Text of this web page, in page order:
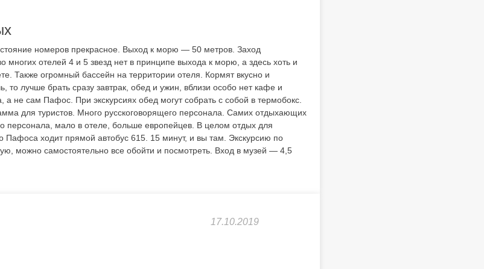
номеров прекрасное. Выход к морю — 50 метров. Заход
многих отелей 4 и 5 звезд нет в принципе выхода к морю, а здесь хоть и
Также огромный бассейн на территории отеля. Кормят вкусно и
то лучше брать сразу завтрак, обед и ужин, вблизи особо нет кафе и
а не сам Пафос. При экскурсиях обед могут собрать с собой в термобокс.
для туристов. Много русскоговорящего персонала. Самих отдыхающих
персонала, мало в отеле, больше европейцев. В целом отдых для
Пафоса ходит прямой автобус 615. 15 минут, и вы там. Экскурсию по
можно самостоятельно все обойти и посмотреть. Вход в музей — 4,5
17.10.2019